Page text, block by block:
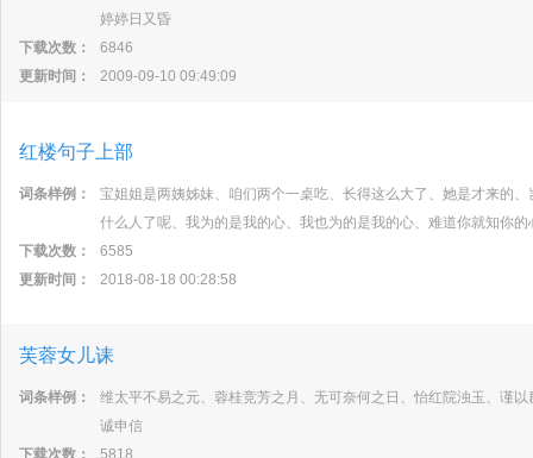
婷婷日又昏
下载次数：
6846
更新时间：
2009-09-10 09:49:09
红楼句子上部
词条样例：
宝姐姐是两姨姊妹、咱们两个一桌吃、长得这么大了、她是才来的
什么人了呢、我为的是我的心、我也为的是我的心、难道你就知你
下载次数：
6585
更新时间：
2018-08-18 00:28:58
芙蓉女儿诔
词条样例：
维太平不易之元、蓉桂竞芳之月、无可奈何之日、怡红院浊玉、谨
诚申信
下载次数：
5818